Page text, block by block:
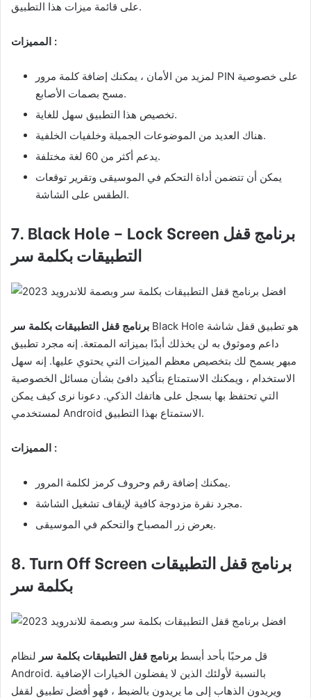
على قائمة ميزات هذا التطبيق.
المميزات :
لمزيد من الأمان ، يمكنك إضافة كلمة مرور PIN على خصوصية
مسح بصمات الأصابع.
تخصيص هذا التطبيق سهل للغاية.
هناك العديد من الموضوعات الجميلة وخلفيات الخلفية.
يدعم أكثر من 60 لغة مختلفة.
يمكن أن تتضمن أداة التحكم في الموسيقى وتقرير توقعات
الطقس على الشاشة.
7. Black Hole – Lock Screen برنامج قفل
التطبيقات بكلمة سر
برنامج قفل التطبيقات بكلمة سر Black Hole هو تطبيق قفل شاشة
داعم وموثوق به لن يخذلك أبدًا بميزاته الممتعة. إنه مجرد تطبيق
مبهر يسمح لك بتخصيص معظم الميزات التي يحتوي عليها. إنه سهل
الاستخدام ، ويمكنك الاستمتاع بتأكيد دافئ بشأن مسائل الخصوصية
التي تحتفظ بها بسجل على هاتفك الذكي. دعونا نرى كيف يمكن
لمستخدمي Android الاستمتاع بهذا التطبيق.
المميزات :
يمكنك إضافة رقم وحروف كرمز لكلمة المرور.
مجرد نقرة مزدوجة كافية لإيقاف تشغيل الشاشة.
يعرض زر المصباح والتحكم في الموسيقى.
8. Turn Off Screen برنامج قفل التطبيقات
بكلمة سر
قل مرحبًا بأحد أبسط برنامج قفل التطبيقات بكلمة سر لنظام
Android. بالنسبة لأولئك الذين لا يفضلون الخيارات الإضافية
ويريدون الذهاب إلى ما يريدون بالضبط ، فهو أفضل تطبيق لقفل